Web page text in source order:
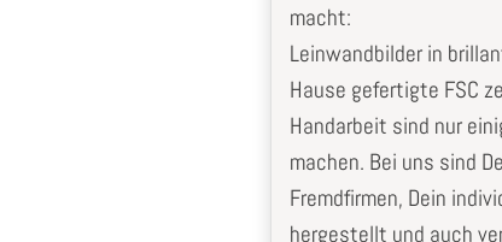
macht:
Leinwandbilder in
Hause gefertigte FSC
Handarbeit sind nur
machen. Bei uns sind
Fremdfirmen, Dein
hergestellt und auch
Top Qualität
ChristinP.